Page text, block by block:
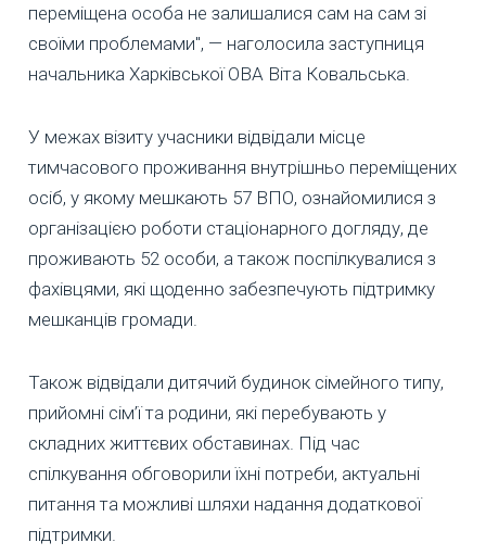
переміщена особа не залишалися сам на сам зі
своїми проблемами", — наголосила заступниця
начальника Харківської ОВА Віта Ковальська.
У межах візиту учасники відвідали місце
тимчасового проживання внутрішньо переміщених
осіб, у якому мешкають 57 ВПО, ознайомилися з
організацією роботи стаціонарного догляду, де
проживають 52 особи, а також поспілкувалися з
фахівцями, які щоденно забезпечують підтримку
мешканців громади.
Також відвідали дитячий будинок сімейного типу,
прийомні сім’ї та родини, які перебувають у
складних життєвих обставинах. Під час
спілкування обговорили їхні потреби, актуальні
питання та можливі шляхи надання додаткової
підтримки.